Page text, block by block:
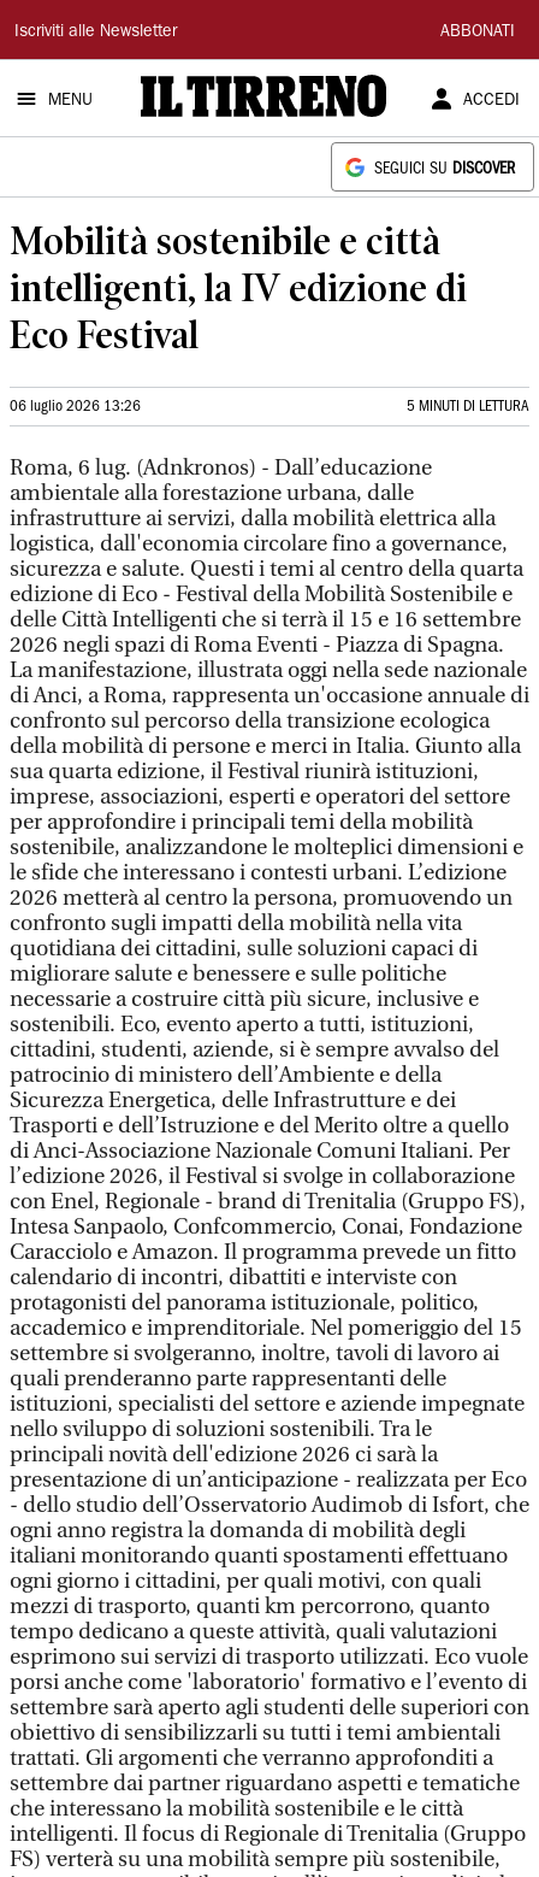
Il
Tirreno
Iscriviti alle Newsletter ABBONATI
MENU ACCEDI
SEGUICI SU DISCOVER
Mobilità sostenibile e città
intelligenti, la IV edizione di
Eco Festival
06 luglio 2026 13:26 5 MINUTI DI LETTURA
Roma, 6 lug. (Adnkronos) - Dall’educazione
ambientale alla forestazione urbana, dalle
infrastrutture ai servizi, dalla mobilità elettrica alla
logistica, dall'economia circolare fino a governance,
sicurezza e salute. Questi i temi al centro della quarta
edizione di Eco - Festival della Mobilità Sostenibile e
delle Città Intelligenti che si terrà il 15 e 16 settembre
2026 negli spazi di Roma Eventi - Piazza di Spagna.
La manifestazione, illustrata oggi nella sede nazionale
di Anci, a Roma, rappresenta un'occasione annuale di
confronto sul percorso della transizione ecologica
della mobilità di persone e merci in Italia. Giunto alla
sua quarta edizione, il Festival riunirà istituzioni,
imprese, associazioni, esperti e operatori del settore
per approfondire i principali temi della mobilità
sostenibile, analizzandone le molteplici dimensioni e
le sfide che interessano i contesti urbani. L’edizione
2026 metterà al centro la persona, promuovendo un
confronto sugli impatti della mobilità nella vita
quotidiana dei cittadini, sulle soluzioni capaci di
migliorare salute e benessere e sulle politiche
necessarie a costruire città più sicure, inclusive e
sostenibili. Eco, evento aperto a tutti, istituzioni,
cittadini, studenti, aziende, si è sempre avvalso del
patrocinio di ministero dell’Ambiente e della
Sicurezza Energetica, delle Infrastrutture e dei
Trasporti e dell’Istruzione e del Merito oltre a quello
di Anci-Associazione Nazionale Comuni Italiani. Per
l’edizione 2026, il Festival si svolge in collaborazione
con Enel, Regionale - brand di Trenitalia (Gruppo FS),
Intesa Sanpaolo, Confcommercio, Conai, Fondazione
Caracciolo e Amazon. Il programma prevede un fitto
calendario di incontri, dibattiti e interviste con
protagonisti del panorama istituzionale, politico,
accademico e imprenditoriale. Nel pomeriggio del 15
settembre si svolgeranno, inoltre, tavoli di lavoro ai
quali prenderanno parte rappresentanti delle
istituzioni, specialisti del settore e aziende impegnate
nello sviluppo di soluzioni sostenibili. Tra le
principali novità dell'edizione 2026 ci sarà la
presentazione di un’anticipazione - realizzata per Eco
- dello studio dell’Osservatorio Audimob di Isfort, che
ogni anno registra la domanda di mobilità degli
italiani monitorando quanti spostamenti effettuano
ogni giorno i cittadini, per quali motivi, con quali
mezzi di trasporto, quanti km percorrono, quanto
tempo dedicano a queste attività, quali valutazioni
esprimono sui servizi di trasporto utilizzati. Eco vuole
porsi anche come 'laboratorio' formativo e l’evento di
settembre sarà aperto agli studenti delle superiori con
obiettivo di sensibilizzarli su tutti i temi ambientali
trattati. Gli argomenti che verranno approfonditi a
settembre dai partner riguardano aspetti e tematiche
che interessano la mobilità sostenibile e le città
intelligenti. Il focus di Regionale di Trenitalia (Gruppo
FS) verterà su una mobilità sempre più sostenibile,